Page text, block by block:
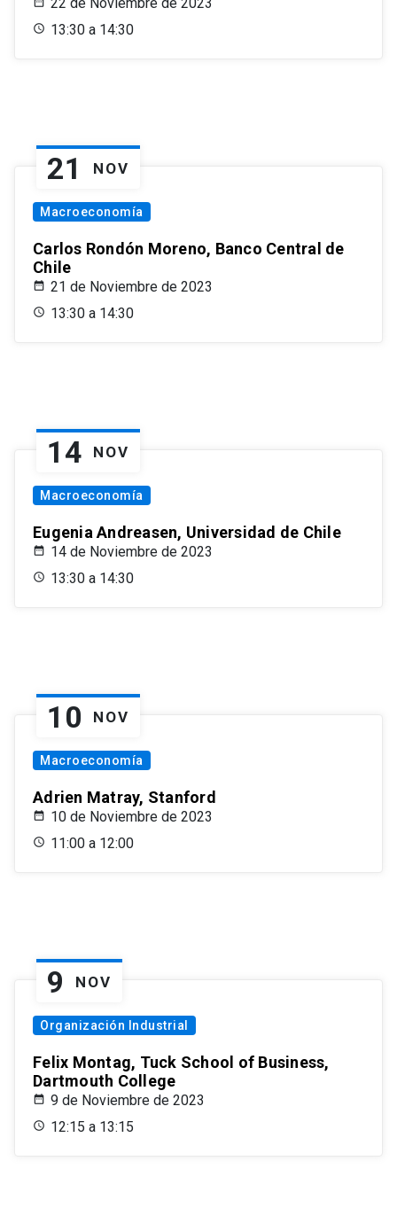
13:30 a 14:30
21 NOV
Macroeconomía
Carlos Rondón Moreno, Banco Central de
Chile
21 de Noviembre de 2023
13:30 a 14:30
14 NOV
Macroeconomía
Eugenia Andreasen, Universidad de Chile
14 de Noviembre de 2023
13:30 a 14:30
10 NOV
Macroeconomía
Adrien Matray, Stanford
10 de Noviembre de 2023
11:00 a 12:00
9 NOV
Organización Industrial
Felix Montag, Tuck School of Business,
Dartmouth College
9 de Noviembre de 2023
12:15 a 13:15